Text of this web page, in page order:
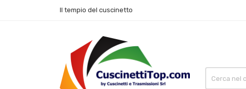
Il tempio del cuscinetto